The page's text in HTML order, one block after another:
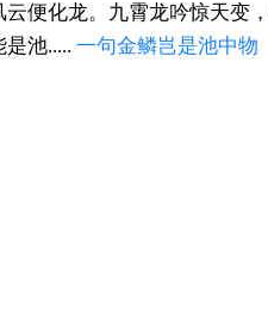
便化龙。九霄龙吟惊天变
池..... 一句金鳞岂是池中物